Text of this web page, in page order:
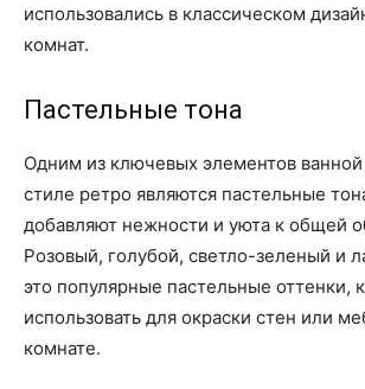
использовались в классическом
комнат.
Пастельные тона
Одним из ключевых элементов
стиле ретро являются пастельные
добавляют нежности и уюта к общей
Розовый, голубой, светло-зеленый и
это популярные пастельные оттенки,
использовать для окраски стен или
комнате.